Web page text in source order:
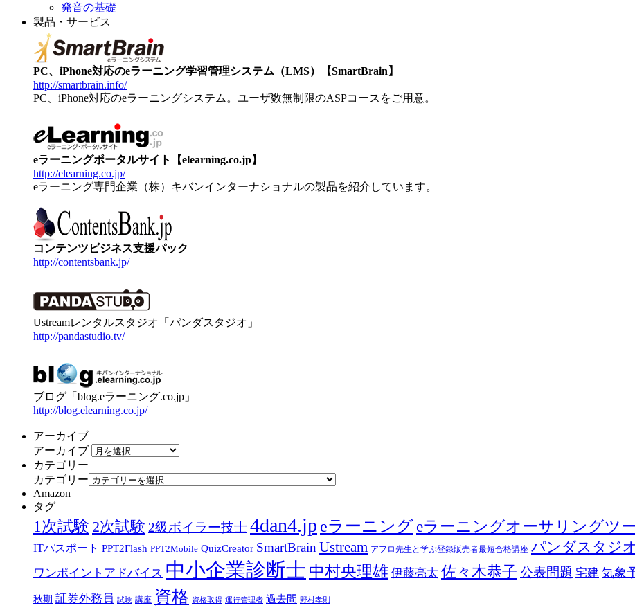
発音の基礎
製品・サービス
PC、iPhone対応のeラーニング学習管理システム（LMS）【SmartBrain】
http://smartbrain.info/
PC、iPhone対応のeラーニングシステム。ユーザ数無制限のASPコースをご用意。
eラーニングポータルサイト【elearning.co.jp】
http://elearning.co.jp/
eラーニング専門企業（株）キバンインターナショナルの製品を紹介しています。
コンテンツビジネス支援パック
http://contentsbank.jp/
Ustreamレンタルスタジオ「パンダスタジオ」
http://pandastudio.tv/
ブログ「blog.eラーニング.co.jp」
http://blog.elearning.co.jp/
アーカイブ
アーカイブ
カテゴリー
カテゴリー
Amazon
タグ
1次試験 2次試験 2級ボイラー技士4dan4.jp eラーニング eラーニングオーサリングツ
ITパスポート PPT2Flash PPT2Mobile QuizCreator SmartBrain Ustream アフロ先生と学ぶ登録販売者最短合格講座 パンダスタジオ
ワンポイントアドバイス 中小企業診断士 中村央理雄 伊藤亮太 佐々木恭子 公表問題 宅建 気象
秋期 証券外務員 試験 講座 資格 資格取得 運行管理者 過去問 野村孝則